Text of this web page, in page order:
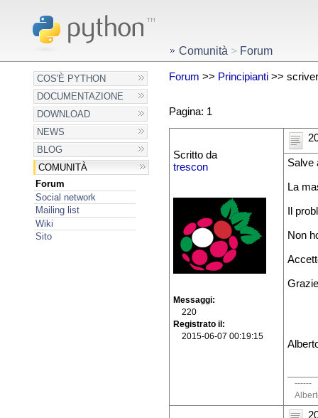
COS'È PYTHON
DOCUMENTAZIONE
DOWNLOAD
NEWS
BLOG
COMUNITÀ
Forum
Social network
Mailing list
Wiki
Sito
Comunità > Forum
Forum >> Principianti>>
Pagina: 1
Scritto da
trescon
Messaggi
220
Registrato il
2015-06-07 00:19:15
Salve
La
Il
Non
Grazie
------